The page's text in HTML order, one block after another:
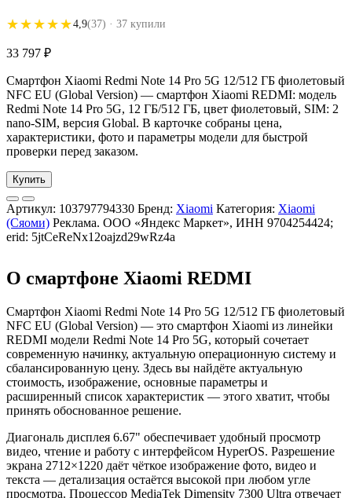
★★★★★
★★★★★4,9(37) · 37 купили
33 797 ₽
Смартфон Xiaomi Redmi Note 14 Pro 5G 12/512 ГБ фиолетовый
NFC EU (Global Version) — смартфон Xiaomi REDMI: модель
Redmi Note 14 Pro 5G, 12 ГБ/512 ГБ, цвет фиолетовый, SIM: 2
nano-SIM, версия Global. В карточке собраны цена,
характеристики, фото и параметры модели для быстрой
проверки перед заказом.
Купить
Артикул: 103797794330 Бренд: Xiaomi Категория: Xiaomi
(Сяоми) Реклама. ООО «Яндекс Маркет», ИНН 9704254424;
erid: 5jtCeReNx12oajzd29wRz4a
О смартфоне Xiaomi REDMI
Смартфон Xiaomi Redmi Note 14 Pro 5G 12/512 ГБ фиолетовый
NFC EU (Global Version) — это смартфон Xiaomi из линейки
REDMI модели Redmi Note 14 Pro 5G, который сочетает
современную начинку, актуальную операционную систему и
сбалансированную цену. Здесь вы найдёте актуальную
стоимость, изображение, основные параметры и
расширенный список характеристик — этого хватит, чтобы
принять обоснованное решение.
Диагональ дисплея 6.67" обеспечивает удобный просмотр
видео, чтение и работу с интерфейсом HyperOS. Разрешение
экрана 2712×1220 даёт чёткое изображение фото, видео и
текста — детализация остаётся высокой при любом угле
просмотра. Процессор MediaTek Dimensity 7300 Ultra отвечает